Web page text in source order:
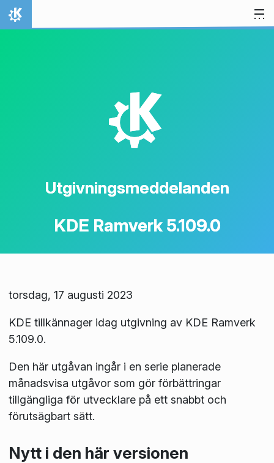
Gå till innehåll
Hem
K
Utgivningsmeddelanden
KDE Ramverk 5.109.0
torsdag, 17 augusti 2023
KDE tillkännager idag utgivning av KDE Ramverk
5.109.0.
Den här utgåvan ingår i en serie planerade
månadsvisa utgåvor som gör förbättringar
tillgängliga för utvecklare på ett snabbt och
förutsägbart sätt.
Nytt i den här versionen